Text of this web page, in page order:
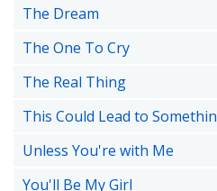
The Dream
The One To Cry
The Real Thing
This Could Lead to
Unless You're with Me
You'll Be My Girl